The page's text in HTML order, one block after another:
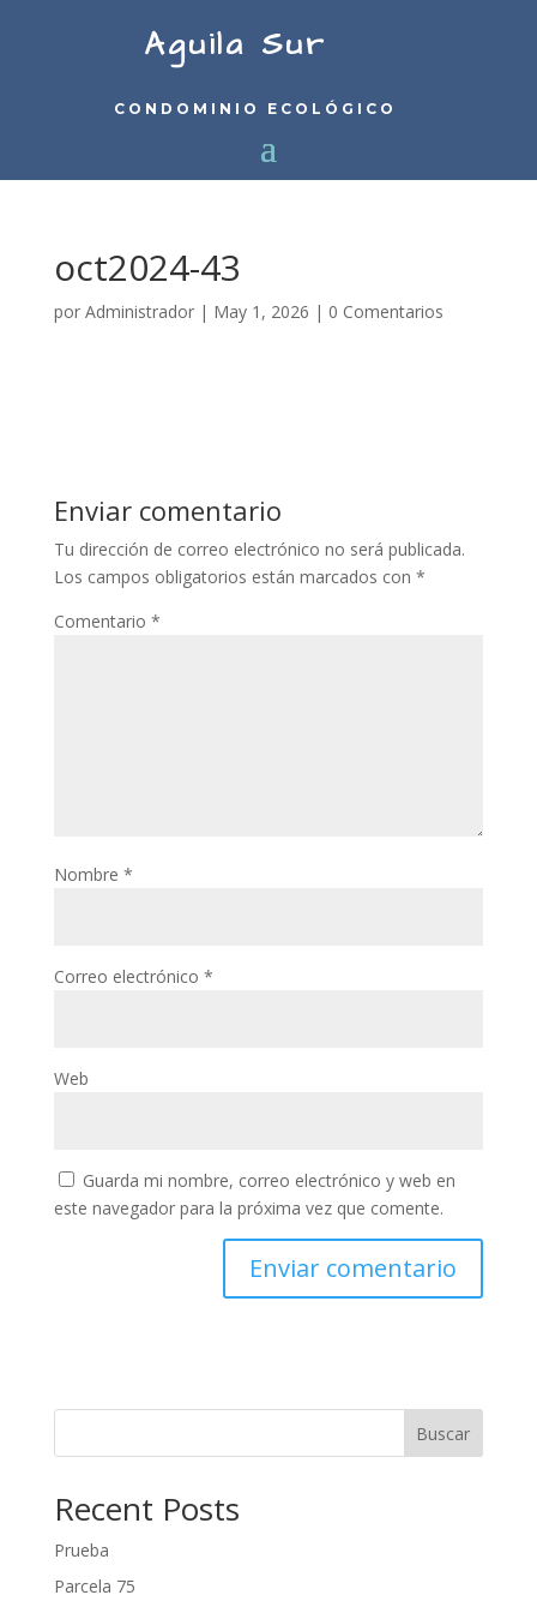
Aguila Sur
CONDOMINIO ECOLÓGICO
oct2024-43
por Administrador| May 1, 2026 | 0 Comentarios
Enviar comentario
Tu dirección de correo electrónico no será publicada.
Los campos obligatorios están marcados con *
Comentario *
Nombre *
Correo electrónico *
Web
Guarda mi nombre, correo electrónico y web en
este navegador para la próxima vez que comente.
Buscar
Recent Posts
Prueba
Parcela 75